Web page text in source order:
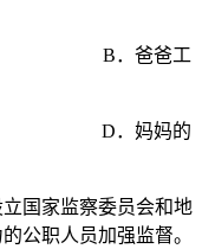
所得 B．爸爸工
所得 D．妈妈的
国家监察委员会和地
公职人员加强监督。